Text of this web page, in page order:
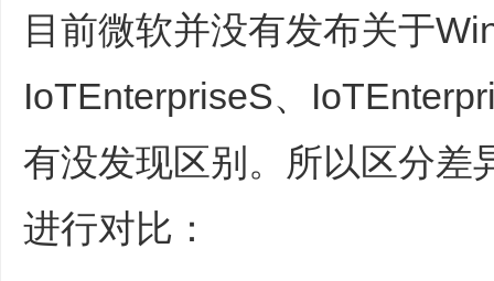
目前微软并没有发布关于
IoTEnterpriseS、
有没发现区别。所以区分差
进行对比：